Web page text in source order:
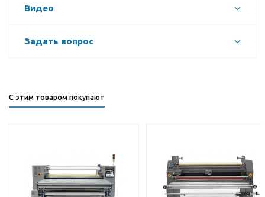
Видео
Задать вопрос
С этим товаром покупают